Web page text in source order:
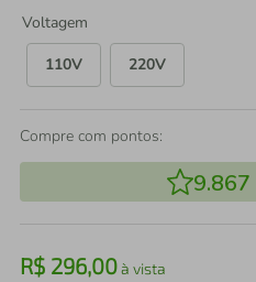
Voltagem
110V
220V
Compre com pontos:
9.867
R$ 296,00à vista